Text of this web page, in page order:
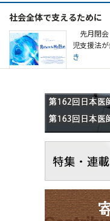
社会全体で支えるために
先月閉会
児支援法
き